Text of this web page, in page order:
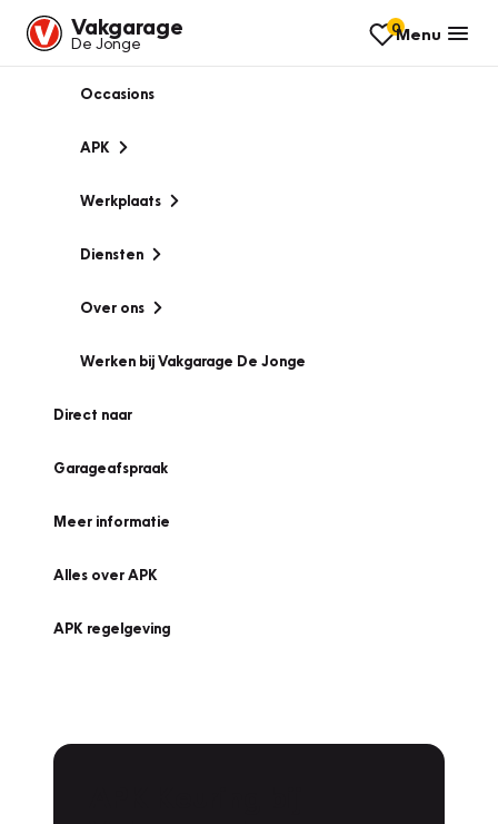
Vakgarage
De Jonge
0Menu
Occasions
APK
Werkplaats
Diensten
Over ons
Werken bij Vakgarage De Jonge
Direct naar
Garageafspraak
Meer informatie
Alles over APK
APK regelgeving